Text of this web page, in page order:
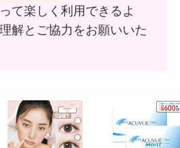
て楽しく利用できるよ
解とご協力をお願いいた